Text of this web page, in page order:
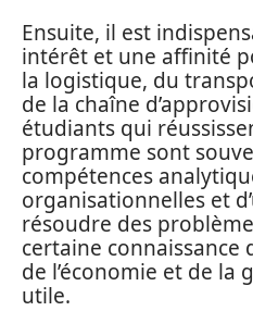
Ensuite, il est
intérêt et une affinité
la logistique, du
de la chaîne
étudiants qui
programme sont
compétences
organisationnelles et
résoudre des
certaine connaissance
de l’économie et de la
utile.